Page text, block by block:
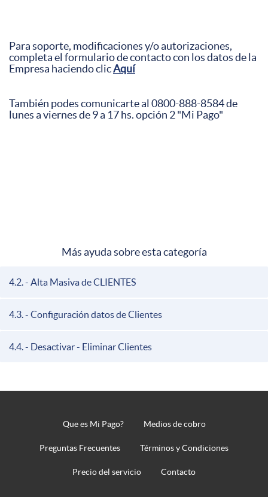
Para soporte, modificaciones y/o autorizaciones,
completa el formulario de contacto con los datos de la
Empresa haciendo clicAquí
También podes comunicarte al 0800-888-8584 de
lunes a viernes de 9 a 17 hs. opción 2 "Mi Pago"
Más ayuda sobre esta categoría
4.2. - Alta Masiva de CLIENTES
4.3. - Configuración datos de Clientes
4.4. - Desactivar - Eliminar Clientes
Que es Mi Pago? Medios de cobro
Preguntas Frecuentes Términos y Condiciones
Precio del servicio Contacto